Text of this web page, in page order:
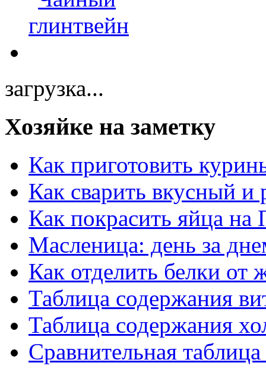
загрузка...
Хозяйке на заметку
Как приготовить
Как сварить вкусный и
Как покрасить яйца на
Масленица: день за
Как отделить белки от
Таблица содержания
Таблица содержания
Сравнительная